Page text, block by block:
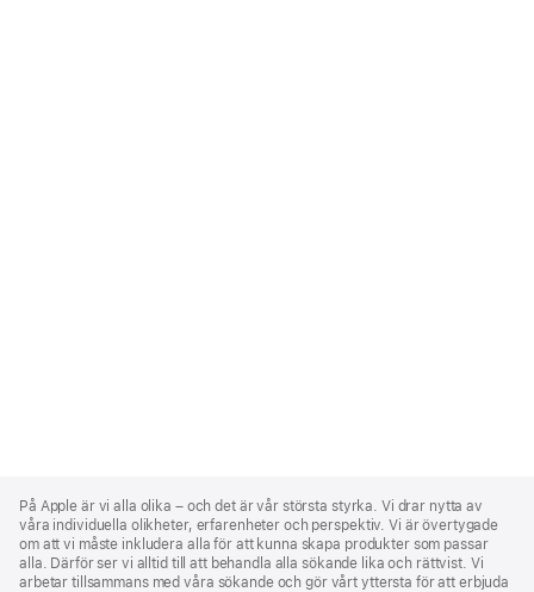
Footer
På Apple är vi alla olika – och det är vår största styrka. Vi drar nytta av
våra individuella olikheter, erfarenheter och perspektiv. Vi är övertygade
om att vi måste inkludera alla för att kunna skapa produkter som passar
alla. Därför ser vi alltid till att behandla alla sökande lika och rättvist. Vi
arbetar tillsammans med våra sökande och gör vårt yttersta för att erbjuda